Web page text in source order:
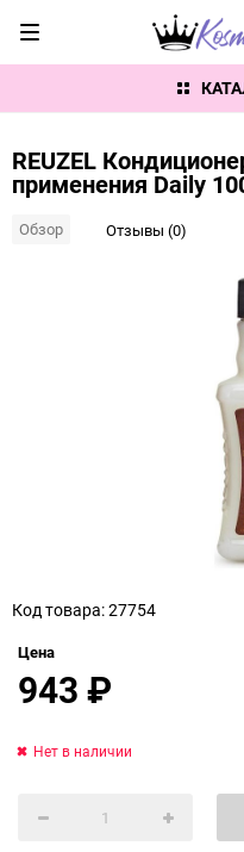
REUZEL
применения Daily
Обзор Отзывы (0)
Код товара: 27754
Цена
943₽
Нет в наличии